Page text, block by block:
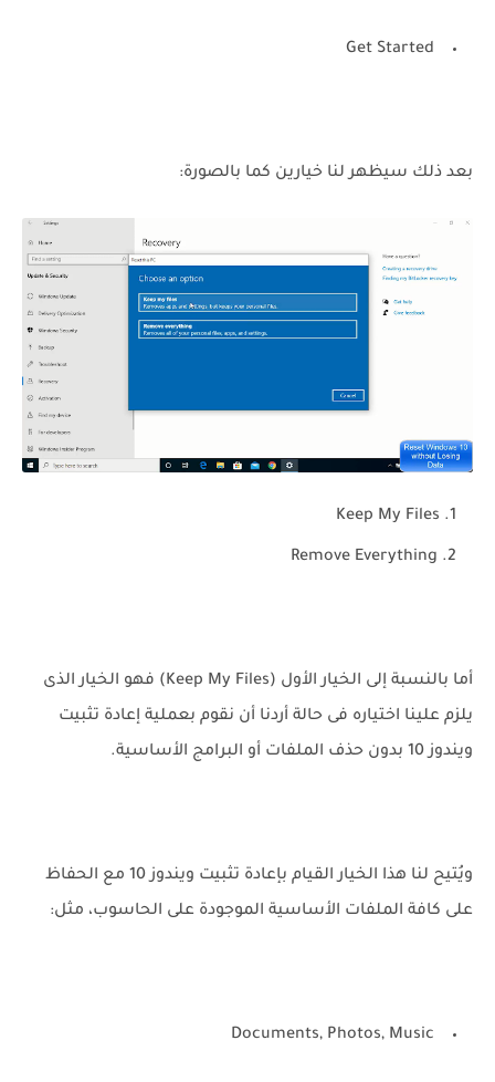
Get Started
بعد ذلك سيظهر لنا خيارين كما بالصورة:
Keep My Files
Remove Everything
أما بالنسبة إلى الخيار الأول (Keep My Files) فهو الخيار الذى
يلزم علينا اختياره فى حالة أردنا أن نقوم بعملية إعادة تثبيت
ويندوز 10 بدون حذف الملفات أو البرامج الأساسية.
ويُتيح لنا هذا الخيار القيام بإعادة تثبيت ويندوز 10 مع الحفاظ
على كافة الملفات الأساسية الموجودة على الحاسوب، مثل:
Documents, Photos, Music